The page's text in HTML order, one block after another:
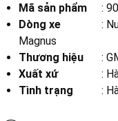
Mã sản phẩm :
Dòng xe
:
Magnus
Thương hiệu
:
Xuất xứ
:
Tình trạng
: